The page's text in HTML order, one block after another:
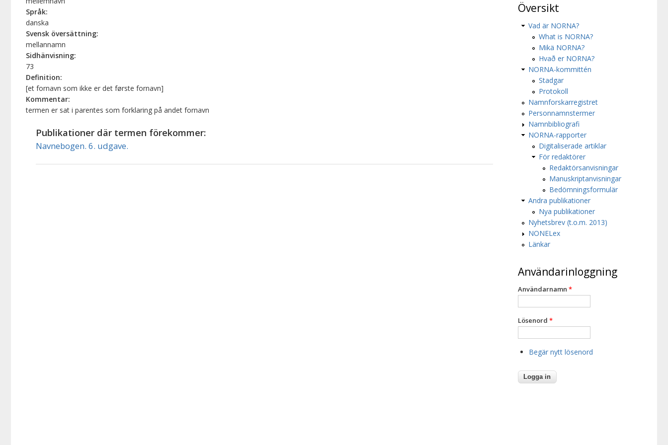
Språk:
danska
Svensk översättning:
mellannamn
Sidhänvisning:
73
Definition:
[et fornavn som ikke er det første fornavn]
Kommentar:
termen er sat i parentes som forklaring på andet fornavn
Publikationer där termen förekommer:
Navnebogen. 6. udgave.
Översikt
Vad är NORNA?
What is NORNA?
Mikä NORNA?
Hvað er NORNA?
NORNA-kommittén
Stadgar
Protokoll
Namnforskarregistret
Personnamnstermer
Namnbibliografi
NORNA-rapporter
Digitaliserade artiklar
För redaktörer
Redaktörsanvisningar
Manuskriptanvisningar
Bedömningsformulär
Andra publikationer
Nya publikationer
Nyhetsbrev (t.o.m. 2013)
NONELex
Länkar
Användarinloggning
Användarnamn *
Lösenord *
Begär nytt lösenord